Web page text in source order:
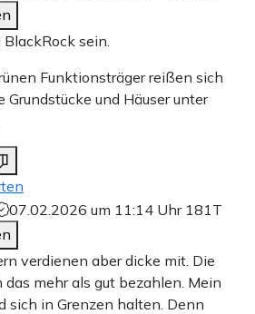
sein.
Funktionsträger reißen sich
Grundstücke und Häuser unter
07.02.2026 um 11:14 Uhr 181T
verdienen aber dicke mit. Die
das mehr als gut bezahlen. Mein
sich in Grenzen halten. Denn